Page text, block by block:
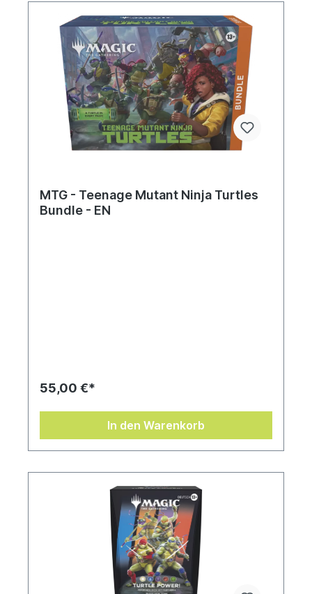
MTG - Teenage Mutant Ninja Turtles
Bundle - EN
55,00 €*
In den Warenkorb